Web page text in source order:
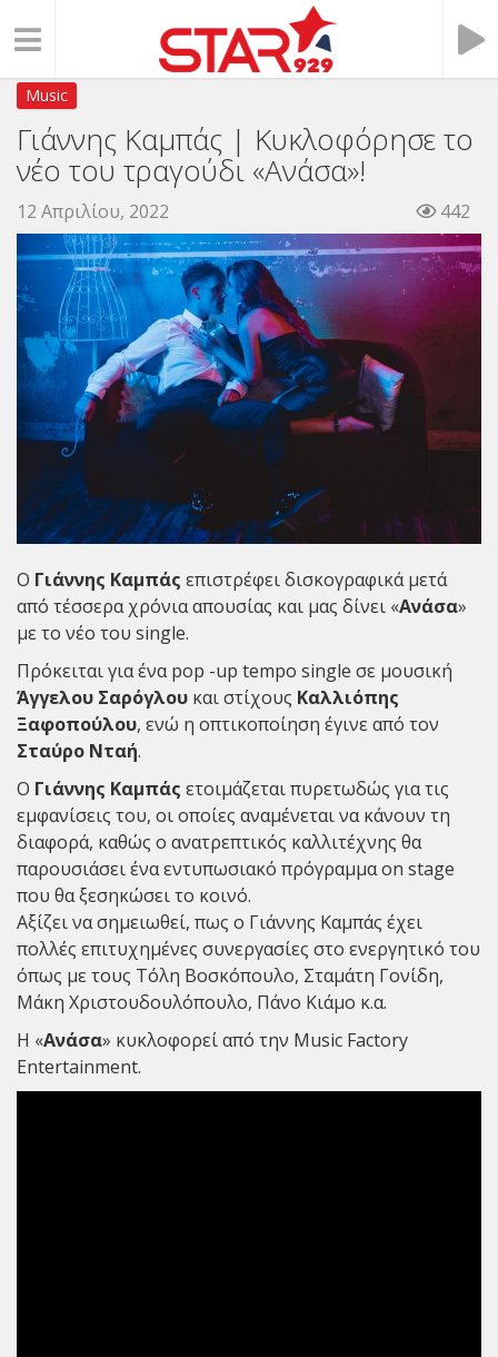
Music
Γιάννης Καμπάς | Κυκλοφόρησε το
νέο του τραγούδι «Ανάσα»!
12 Απριλίου, 2022 442
Ο Γιάννης Καμπάς επιστρέφει δισκογραφικά μετά
από τέσσερα χρόνια απουσίας και μας δίνει «Ανάσα»
με το νέο του single.
Πρόκειται για ένα pop -up tempo single σε μουσική
Άγγελου Σαρόγλου και στίχους Καλλιόπης
Ξαφοπούλου, ενώ η οπτικοποίηση έγινε από τον
Σταύρο Νταή.
Ο Γιάννης Καμπάς ετοιμάζεται πυρετωδώς για τις
εμφανίσεις του, οι οποίες αναμένεται να κάνουν τη
διαφορά, καθώς ο ανατρεπτικός καλλιτέχνης θα
παρουσιάσει ένα εντυπωσιακό πρόγραμμα on stage
που θα ξεσηκώσει το κοινό.
Αξίζει να σημειωθεί, πως ο Γιάννης Καμπάς έχει
πολλές επιτυχημένες συνεργασίες στο ενεργητικό του
όπως με τους Τόλη Βοσκόπουλο, Σταμάτη Γονίδη,
Μάκη Χριστουδουλόπουλο, Πάνο Κιάμο κ.α.
Η «Ανάσα» κυκλοφορεί από την Music Factory
Entertainment.